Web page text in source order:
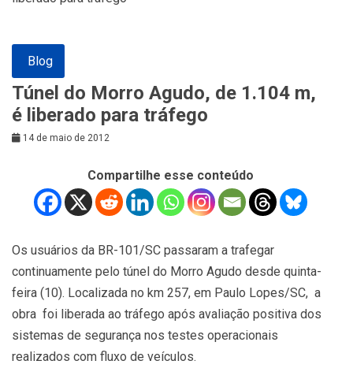
Blog
Túnel do Morro Agudo, de 1.104 m,
é liberado para tráfego
14 de maio de 2012
Compartilhe esse conteúdo
Os usuários da BR-101/SC passaram a trafegar
continuamente pelo túnel do Morro Agudo desde quinta-
feira (10). Localizada no km 257, em Paulo Lopes/SC, a
obra foi liberada ao tráfego após avaliação positiva dos
sistemas de segurança nos testes operacionais
realizados com fluxo de veículos.